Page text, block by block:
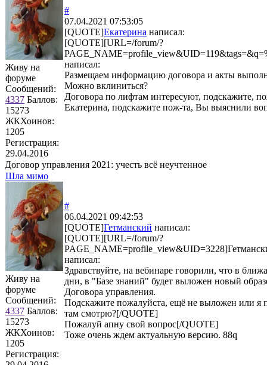
Живу на
форуме
Сообщений:
4337 Баллов:
15273
ЖКХоинов:
1205
Регистрация:
29.04.2016
#
07.04.2021 07:53:05
[QUOTE]Екатерина написал:
[QUOTE][URL=/forum/?
написал:
Размещаем информацию договора и акты
Можно вклиниться?
Договора по лифтам интересуют, подскажите,
Екатерина, подскажите пож-та, Вы выяснили
Договор управления 2021: учесть всё неучтенное
Шла мимо
Живу на
форуме
Сообщений:
4337 Баллов:
15273
ЖКХоинов:
1205
Регистрация:
#
06.04.2021 09:42:53
[QUOTE]Гетманский написал:
[QUOTE][URL=/forum/?
написал:
Здравствуйте, на вебинаре говорили, что в
дни, в "Базе знаний" будет выложен новый
Договора управления.
Подскажите пожалуйста, ещё не выложен или я
там смотрю?[/QUOTE]
Пожалуй апну свой вопрос[/QUOTE]
Тоже очень ждем актуальную версию. 88q